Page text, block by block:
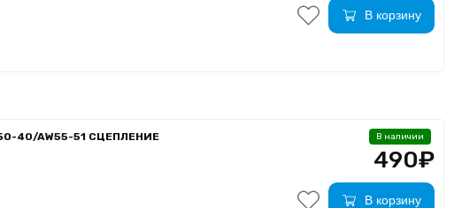
В корзину
40/AW55-51 СЦЕПЛЕНИЕ
В наличии
490₽
В корзину